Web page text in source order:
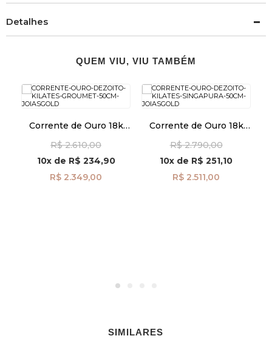
Detalhes
QUEM VIU, VIU TAMBÉM
Corrente de Ouro 18k
50cm co02852
R$ 2.610,00
10xde R$ 234,90
R$ 2.349,00
Corrente de Ouro 18k
50cm co02838
R$ 2.790,00
10x de R$ 251,10
R$ 2.511,00
SIMILARES